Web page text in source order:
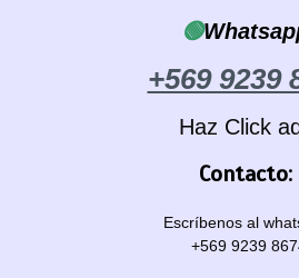
🟢
+569 9239
Haz Click
Contacto:
Escríbenos al
+569 9239